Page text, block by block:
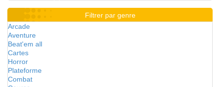
Filtrer par genre
Arcade
Aventure
Beat'em all
Cartes
Horror
Plateforme
Combat